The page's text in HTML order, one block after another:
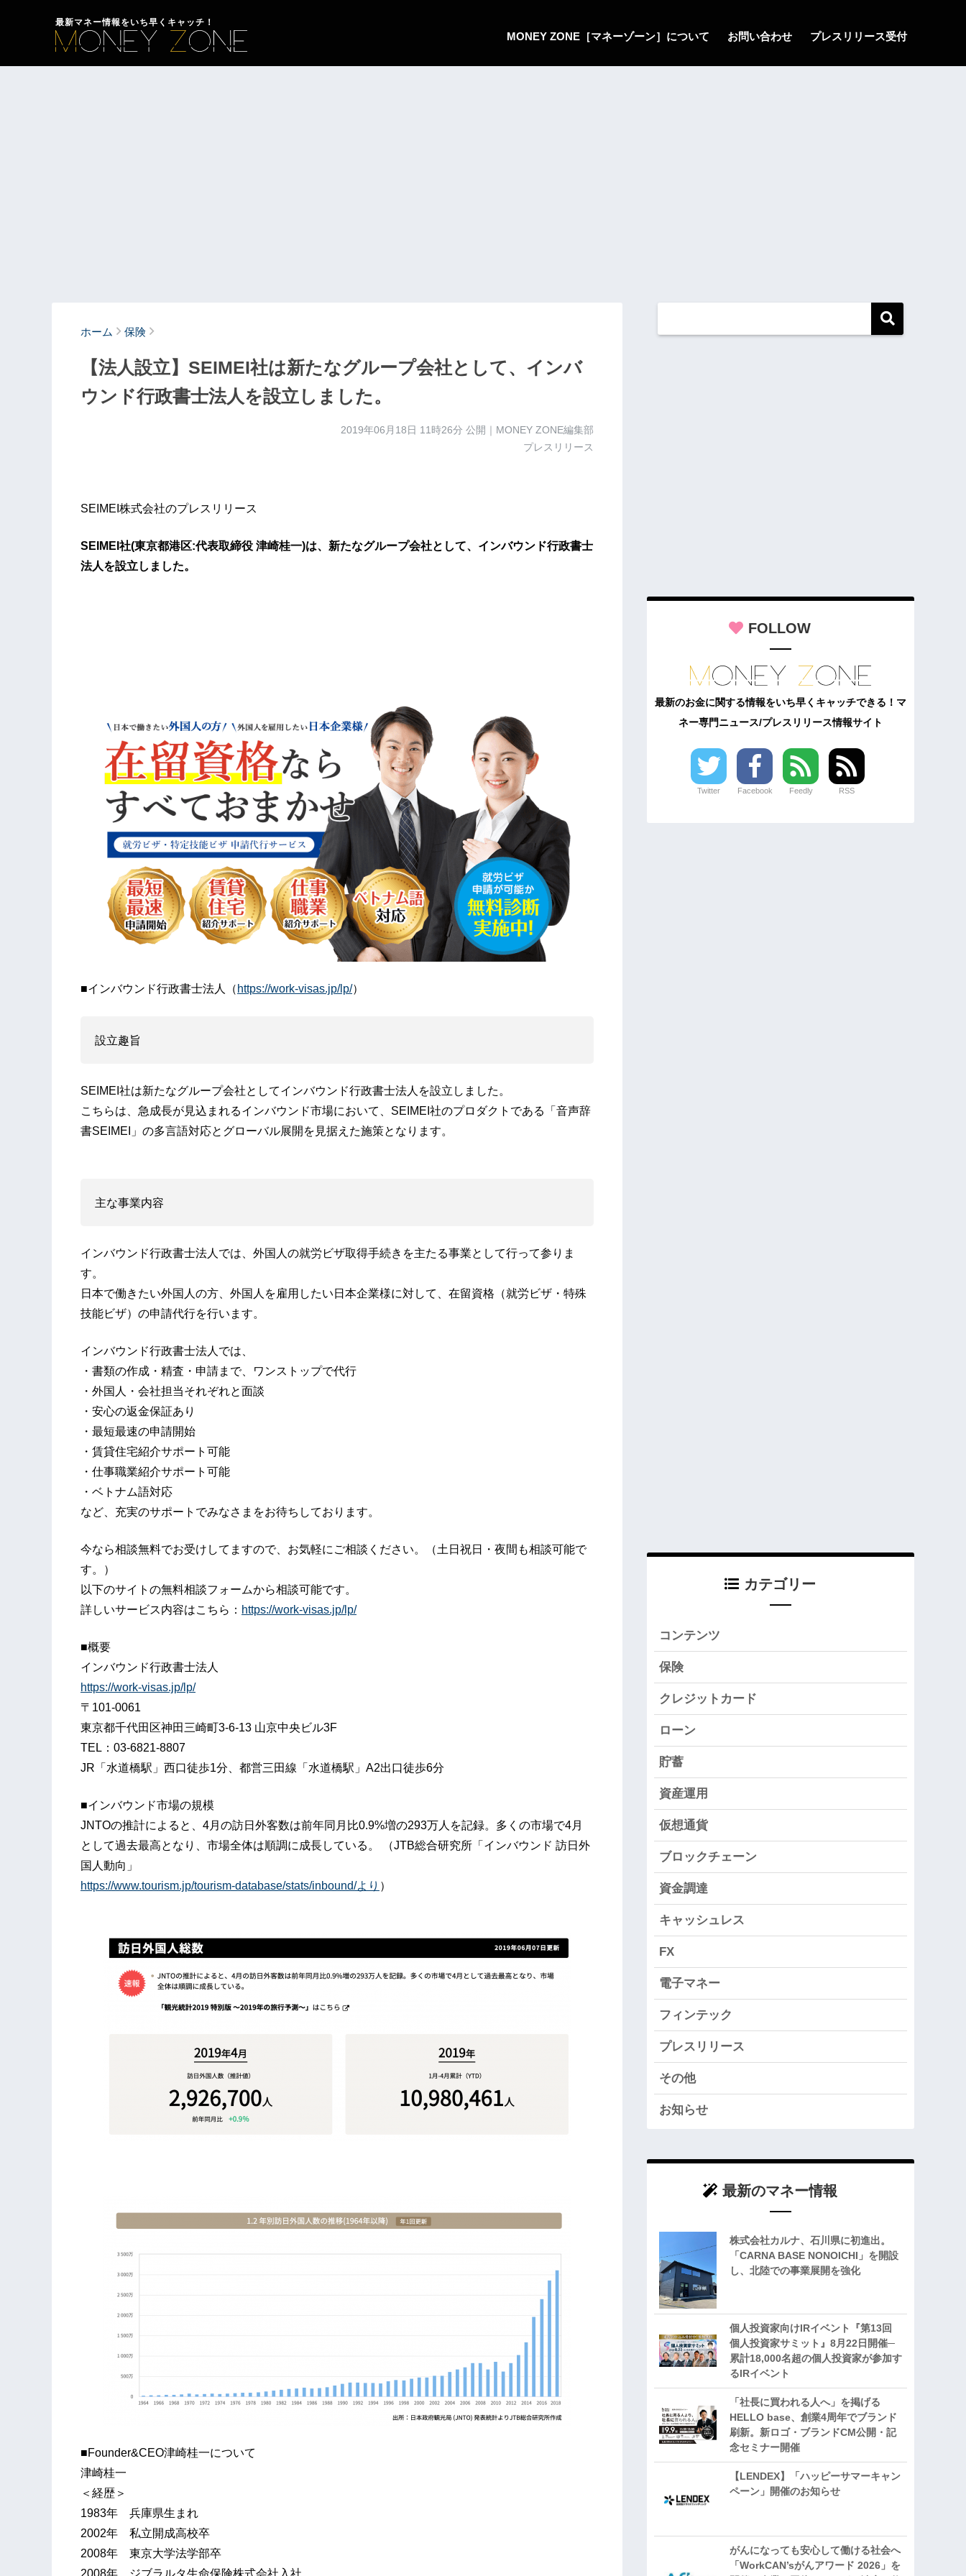
最新マネー情報をいち早くキャッチ！
MONEY ZONE［マネーゾーン］について お問い合わせ プレスリリース受付
ホーム 保険
【法人設立】SEIMEI社は新たなグループ会社として、インバ
ウンド行政書士法人を設立しました。
2019年06月18日 11時26分 公開｜MONEY ZONE編集部
プレスリリース
SEIMEI株式会社のプレスリリース
SEIMEI社(東京都港区:代表取締役 津崎桂一)は、新たなグループ会社として、インバウンド行政書士
法人を設立しました。
■インバウンド行政書士法人（ https://work-visas.jp/lp/）
設立趣旨
SEIMEI社は新たなグループ会社としてインバウンド行政書士法人を設立しました。
こちらは、急成長が見込まれるインバウンド市場において、SEIMEI社のプロダクトである「音声辞
書SEIMEI」の多言語対応とグローバル展開を見据えた施策となります。
主な事業内容
インバウンド行政書士法人では、外国人の就労ビザ取得手続きを主たる事業として行って参りま
す。
日本で働きたい外国人の方、外国人を雇用したい日本企業様に対して、在留資格（就労ビザ・特殊
技能ビザ）の申請代行を行います。
インバウンド行政書士法人では、
・書類の作成・精査・申請まで、ワンストップで代行
・外国人・会社担当それぞれと面談
・安心の返金保証あり
・最短最速の申請開始
・賃貸住宅紹介サポート可能
・仕事職業紹介サポート可能
・ベトナム語対応
など、充実のサポートでみなさまをお待ちしております。
今なら相談無料でお受けしてますので、お気軽にご相談ください。（土日祝日・夜間も相談可能で
す。）
以下のサイトの無料相談フォームから相談可能です。
詳しいサービス内容はこちら： https://work-visas.jp/lp/
■概要
インバウンド行政書士法人
https://work-visas.jp/lp/
〒101-0061
東京都千代田区神田三崎町3-6-13 山京中央ビル3F
TEL：03-6821-8807
JR「水道橋駅」西口徒歩1分、都営三田線「水道橋駅」A2出口徒歩6分
■インバウンド市場の規模
JNTOの推計によると、4月の訪日外客数は前年同月比0.9%増の293万人を記録。多くの市場で4月
として過去最高となり、市場全体は順調に成長している。 （JTB総合研究所「インバウンド 訪日外
国人動向」
https://www.tourism.jp/tourism-database/stats/inbound/より ）
■Founder&CEO津崎桂一について
​津崎桂一
＜経歴＞
1983年 兵庫県生まれ
2002年 私立開成高校卒
2008年 東京大学法学部卒
FOLLOW
最新のお金に関する情報をいち早くキャッチできる！マ
ネー専門ニュース/プレスリリース情報サイト
Twitter Facebook Feedly RSS
カテゴリー
コンテンツ
保険
クレジットカード
ローン
貯蓄
資産運用
仮想通貨
ブロックチェーン
資金調達
キャッシュレス
FX
電子マネー
フィンテック
プレスリリース
その他
お知らせ
最新のマネー情報
株式会社カルナ、石川県に初進出。
「CARNA BASE NONOICHI」を開設
し、北陸での事業展開を強化
個人投資家向けIRイベント『第13回
個人投資家サミット』8月22日開催─
累計18,000名超の個人投資家が参加す
るIRイベント
「社長に買われる人へ」を掲げる
HELLO base、創業4周年でブランド
刷新。新ロゴ・ブランドCM公開・記
念セミナー開催
【LENDEX】「ハッピーサマーキャン
ペーン」開催のお知らせ
がんになっても安心して働ける社会へ
「WorkCAN’sがんアワード 2026」を